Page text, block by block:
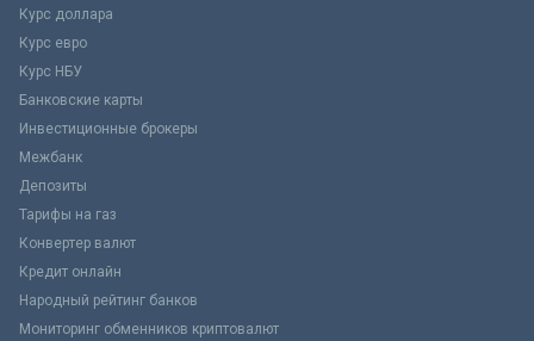
Курс доллара
Курс евро
Курс НБУ
Банковские карты
Инвестиционные брокеры
Межбанк
Депозиты
Тарифы на газ
Конвертер валют
Кредит онлайн
Народный рейтинг банков
Мониторинг обменников криптовалют